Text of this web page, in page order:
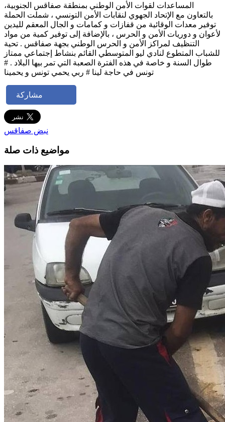
المساعدات لقوات الأمن الوطني بمنطقة صفاقس الجنوبية،
بالتعاون مع الإتحاد الجهوي لنقابات الأمن التونسي ، شملت الحملة
توفير معدات الوقائية من قفازات و كمامات و الجال المعقم لليدين
لأعوان و دوريات الأمن و الحرس ، بالإضافة إلى توفير كمية من مواد
التنظيف لمراكز الأمن و الحرس الوطني بجهة صفاقس . تحية
للشباب المتطوع لنادي ليو المتوسطي القائم بنشاط إجتماعي ممتاز
طوال السنة و خاصة في هذه الفترة الصعبة التي تمر بيها البلاد . #
تونس في حاجة لينا # ربي يحمي تونس و يحمينا
مشاركة
نبض صفاقس
مواضيع ذات صلة